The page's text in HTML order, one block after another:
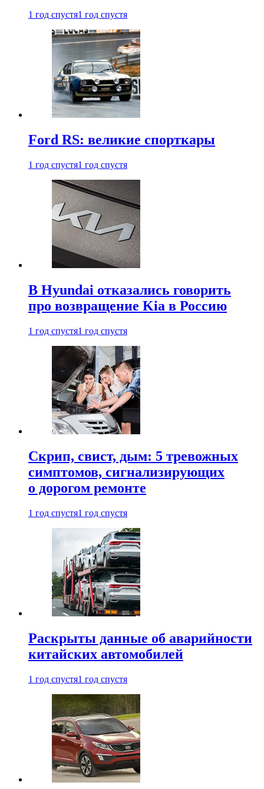
1 год спустя1 год спустя
Ford RS: великие спорткары
1 год спустя1 год спустя
В Hyundai отказались говорить
про возвращение Kia в Россию
1 год спустя1 год спустя
Скрип, свист, дым: 5 тревожных
симптомов, сигнализирующих
о дорогом ремонте
1 год спустя1 год спустя
Раскрыты данные об аварийности
китайских автомобилей
1 год спустя1 год спустя